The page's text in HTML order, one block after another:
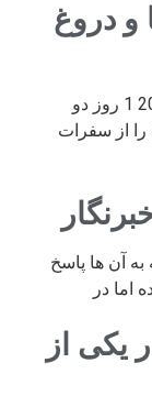
و دروغ
چهارشنبه 31 شهریور 89 / 22 سپتامبر 2010 1 روز دو
را از سفرات
آن ها پاسخ
اما در
یکی از